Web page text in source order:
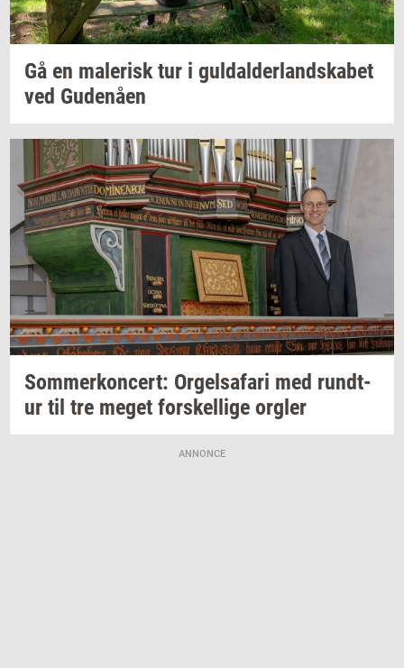
Gå en ma­le­risktur i gul­dal­der­land­ska­bet
ved Gu­denå­en
Som­mer­kon­cert: Or­gel­s­a­fa­ri med rund­t­
ur til tre meget for­skel­li­ge org­ler
ANNONCE